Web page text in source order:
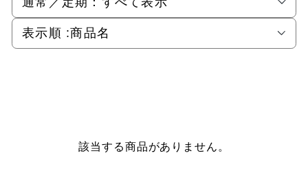
表示順 :商品名
該当する商品がありません。